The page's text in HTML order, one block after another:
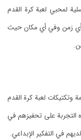
لمحبي لعبة كرة القدم
أي زمن وفي أي مكان حيث
لعبة كرة القدم
على تحفيزهم في
في التفكير الإبداعي.